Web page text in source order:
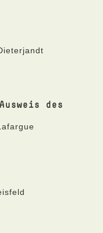
des